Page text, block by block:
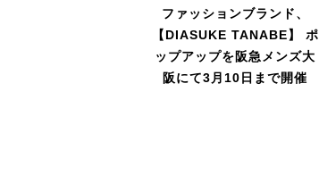
ファッションブランド、
【DIASUKE TANABE】 ポ
ップアップを阪急メンズ大
阪にて3月10日まで開催